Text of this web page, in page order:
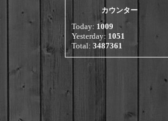
カウンター
Today: 1009
Yesterday: 1051
Total: 3487361